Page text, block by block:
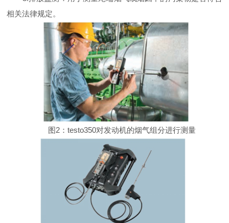
相关法律规定。
图2：testo350对发动机的烟气组分进行测量